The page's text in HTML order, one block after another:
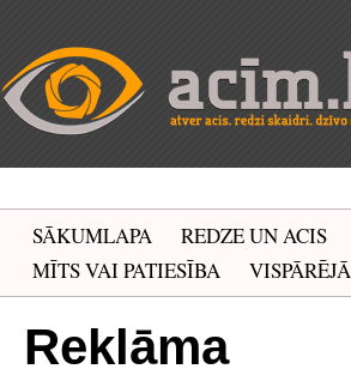
SĀKUMLAPA REDZE UN ACIS
MĪTS VAI PATIESĪBA
Reklāma